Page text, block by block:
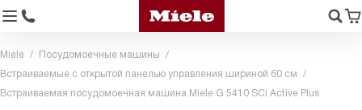
Miele
Посудомоечные машины
Встраиваемые с открытой панелью управления шириной 60 см
Встраиваемая посудомоечная машина Miele G 5410 SCi Active Plus